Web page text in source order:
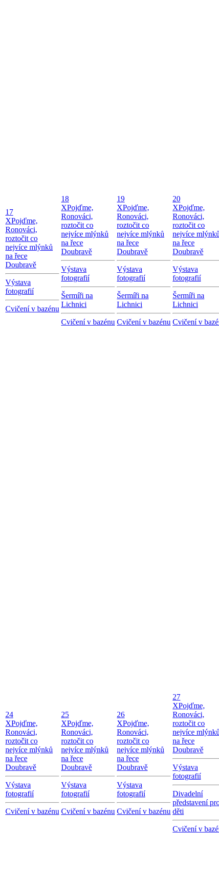
17
XPojďme,
Ronováci,
roztočit co
nejvíce mlýnků
na řece
Doubravě
Výstava
fotografií
Cvičení v bazénu
18
XPojďme,
Ronováci,
roztočit co
nejvíce mlýnků
na řece
Doubravě
Výstava
fotografií
Šermíři na
Lichnici
Cvičení v bazénu
19
XPojďme,
Ronováci,
roztočit co
nejvíce mlýnků
na řece
Doubravě
Výstava
fotografií
Šermíři na
Lichnici
Cvičení v bazénu
20
XPojďme,
Ronováci,
roztočit co
nejvíce
na řece
Doubravě
Výstava
fotografií
Šermíři na
Lichnici
Cvičení v
24
XPojďme,
Ronováci,
roztočit co
nejvíce mlýnků
na řece
Doubravě
Výstava
fotografií
Cvičení v bazénu
25
XPojďme,
Ronováci,
roztočit co
nejvíce mlýnků
na řece
Doubravě
Výstava
fotografií
Cvičení v bazénu
26
XPojďme,
Ronováci,
roztočit co
nejvíce mlýnků
na řece
Doubravě
Výstava
fotografií
Cvičení v bazénu
27
XPojďme,
Ronováci,
roztočit co
nejvíce
na řece
Doubravě
Výstava
fotografií
Divadelní
představení
děti
Cvičení v